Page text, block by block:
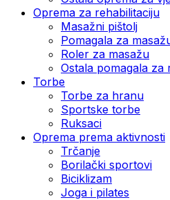
Oprema za rehabilitaciju
Masažni pištolj
Pomagala za
Roler za masažu
Ostala pomagala za
Torbe
Torbe za hranu
Sportske torbe
Ruksaci
Oprema prema aktivnosti
Trčanje
Borilački sportovi
Biciklizam
Joga i pilates